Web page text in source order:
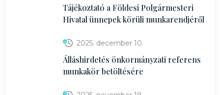
Tájékoztató a Földesi Polgármesteri
Hivatal ünnepek körüli munkarendjéről
2025. december 10.
Álláshirdetés önkormányzati referens
munkakör betöltésére